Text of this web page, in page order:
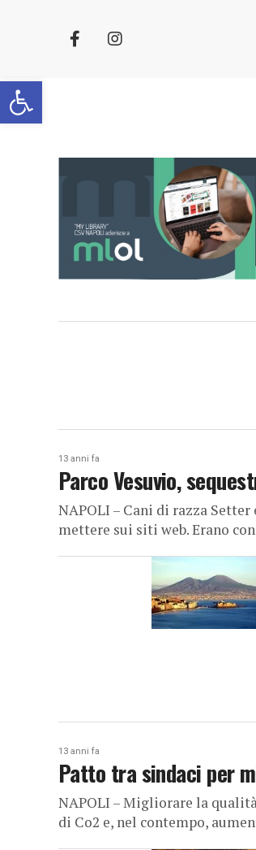
Apri la barra degli strumenti
13 anni fa
Parco Vesuvio,
NAPOLI – Cani di razza
mettere sui siti web. Erano
13 anni fa
Patto tra sindaci per
NAPOLI – Migliorare la
di Co2 e, nel contempo,